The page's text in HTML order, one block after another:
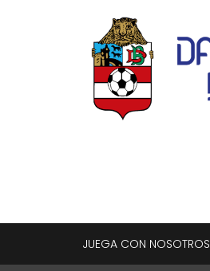
JUEGA CON NOSOTROS